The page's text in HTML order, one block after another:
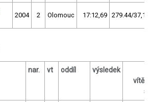
2004 2 Olomouc 17:12,69 279.44/37,1
nar. vt oddíl výsledek
s